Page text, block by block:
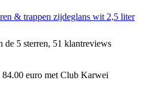
& trappen zijdeglans wit 2,5 liter
de 5 sterren, 51 klantreviews
euro met Club Karwei